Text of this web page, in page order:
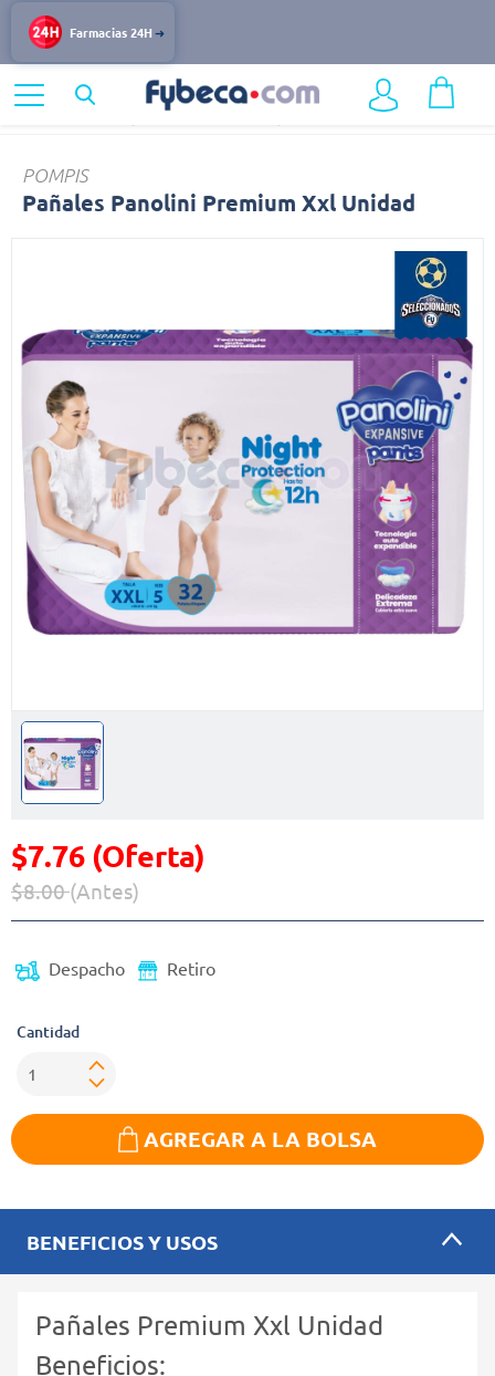
Farmacias 24H
Infantil y Maternidad Pañales
POMPIS
Pañales Panolini Premium Xxl Unidad
$7.76 (Oferta)
Precio reducido de
$8.00(Antes)
Despacho Retiro
Cantidad
AGREGAR A LA BOLSA
BENEFICIOS Y USOS
Pañales Premium Xxl Unidad
Beneficios: